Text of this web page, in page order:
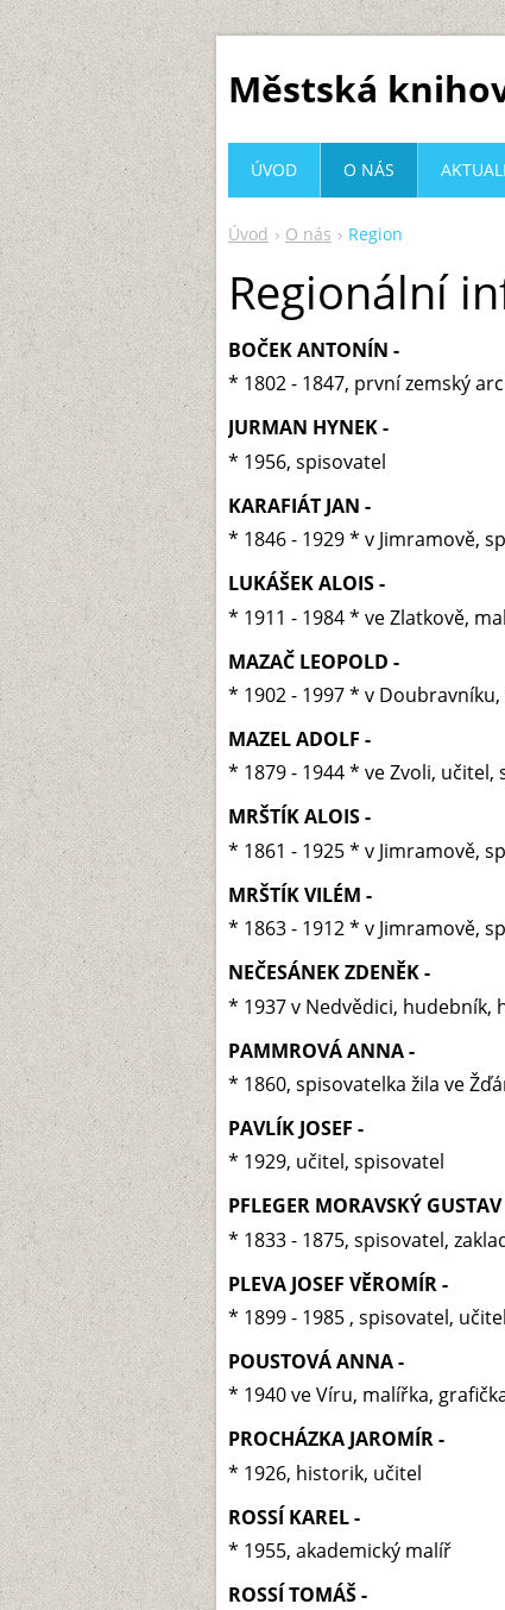
Městská
Úvod O nás Region
Regionální
BOČEK ANTONÍN -
* 1802 - 1847, první zemský
JURMAN HYNEK -
* 1956, spisovatel
KARAFIÁT JAN -
* 1846 - 1929 * v Jimramově,
LUKÁŠEK ALOIS -
* 1911 - 1984 * ve Zlatkově,
MAZAČ LEOPOLD -
* 1902 - 1997 * v
MAZEL ADOLF -
* 1879 - 1944 * ve Zvoli, učitel,
MRŠTÍK ALOIS -
* 1861 - 1925 * v Jimramově,
MRŠTÍK VILÉM -
* 1863 - 1912 * v Jimramově,
NEČESÁNEK ZDENĚK -
* 1937 v Nedvědici, hudebník,
PAMMROVÁ ANNA -
* 1860, spisovatelka žila ve
PAVLÍK JOSEF -
* 1929, učitel, spisovatel
PFLEGER MORAVSKÝ
* 1833 - 1875, spisovatel,
PLEVA JOSEF VĚROMÍR -
* 1899 - 1985 , spisovatel,
POUSTOVÁ ANNA -
* 1940 ve Víru, malířka,
PROCHÁZKA JAROMÍR -
* 1926, historik, učitel
ROSSÍ KAREL -
* 1955, akademický malíř
ROSSÍ TOMÁŠ -
ÚVOD O NÁS